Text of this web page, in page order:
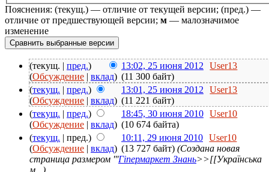
Пояснения: (текущ.) — отличие от текущей версии; (пред.) —
отличие от предшествующей версии; м — малозначимое
изменение
(текущ. | пред.) 13:02, 25 июня 2012
User13
(Обсуждение | вклад) (11 300 байт)
(текущ. | пред.) 13:01, 25 июня 2012
User13
(Обсуждение | вклад) (11 221 байт)
(текущ. | пред.) 18:45, 30 июня 2010
User10
(Обсуждение | вклад) (10 674 байта)
(текущ. | пред.) 10:11, 29 июня 2010
User10
(Обсуждение | вклад) (13 727 байт) (Создана новая
страница размером '''Гіпермаркет Знань>>[[Українська
м...)